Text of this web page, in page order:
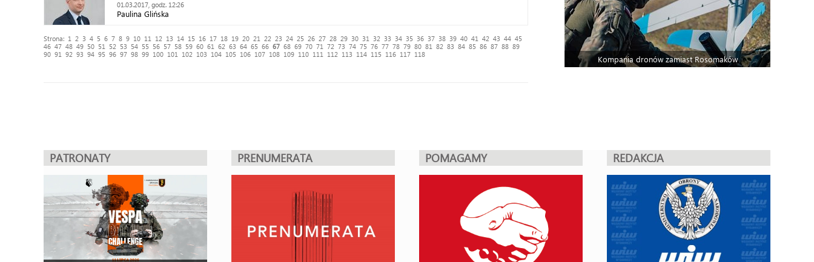
01.03.2017, godz. 12:26
Paulina Glińska
Strona: 1 2 3 4 5 6 7 8 9 10 11 12 13 14 15 16 17 18 19 20 21 22 23 24 25 26 27 28 29 30 31 32 33 34 35 36 37 38 39 40 41 42 43 44 45
46 47 48 49 50 51 52 53 54 55 56 57 58 59 60 61 62 63 64 65 66 67 68 69 70 71 72 73 74 75 76 77 78 79 80 81 82 83 84 85 86 87 88 89
90 91 92 93 94 95 96 97 98 99 100 101 102 103 104 105 106 107 108 109 110 111 112 113 114 115 116 117 118 Kompania dronów zamiast Rosomaków
PATRONATY PRENUMERATA POMAGAMY REDAKCJA